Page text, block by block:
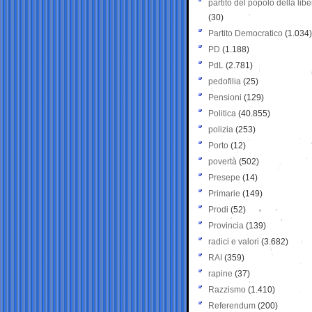
partito del popolo della
(30)
Partito Democratico (1.034)
PD (1.188)
PdL (2.781)
pedofilia (25)
Pensioni (129)
Politica (40.855)
polizia (253)
Porto (12)
povertà (502)
Presepe (14)
Primarie (149)
Prodi (52)
Provincia (139)
radici e valori (3.682)
RAI (359)
rapine (37)
Razzismo (1.410)
Referendum (200)